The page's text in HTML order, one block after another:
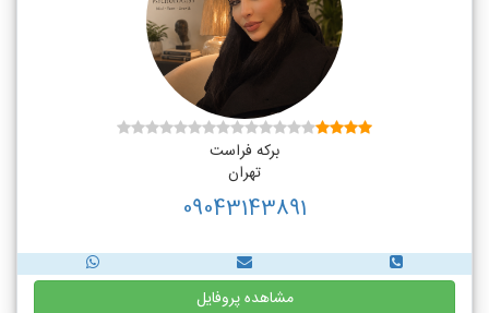
برکه فراست
تهران
09043143891
مشاهده پروفایل